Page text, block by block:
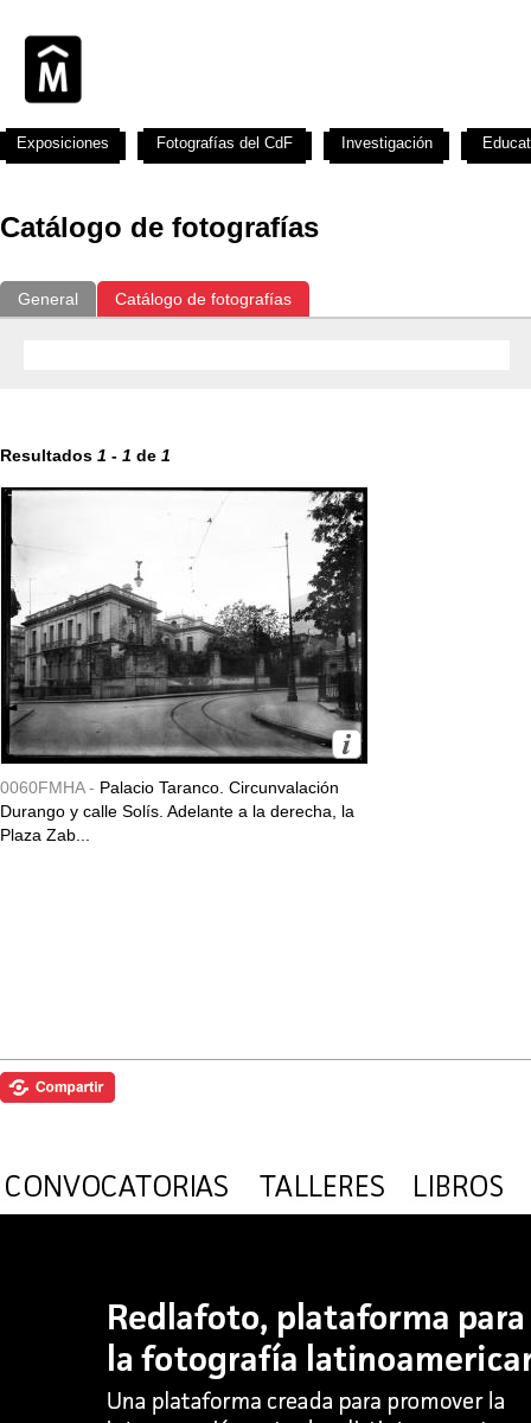
Catálogo de fotografías
General Catálogo de fotografías
Resultados 1 - 1 de 1
0060FMHA - Palacio Taranco. Circunvalación
Durango y calle Solís. Adelante a la derecha, la
Plaza Zab...
Exposiciones Fotografías del CdF Investigación